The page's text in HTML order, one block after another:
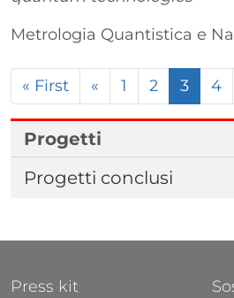
Metrologia Quantistica e
Paginazione
« FirstPrima pagina
« Pagina
1 2 3 4
Progetti
Progetti conclusi
FOOTER 1
Press kit